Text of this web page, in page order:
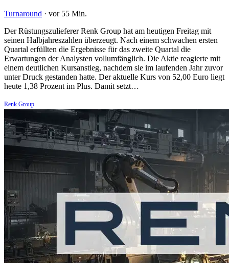
Turnaround · vor 55 Min.
Der Rüstungszulieferer Renk Group hat am heutigen Freitag mit
seinen Halbjahreszahlen überzeugt. Nach einem schwachen ersten
Quartal erfüllten die Ergebnisse für das zweite Quartal die
Erwartungen der Analysten vollumfänglich. Die Aktie reagierte mit
einem deutlichen Kursanstieg, nachdem sie im laufenden Jahr zuvor
unter Druck gestanden hatte. Der aktuelle Kurs von 52,00 Euro liegt
heute 1,38 Prozent im Plus. Damit setzt…
Renk Group